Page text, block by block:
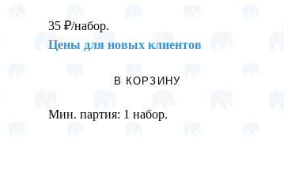
35₽/набор.
Цены для новых клиентов
В КОРЗИНУ
Мин. партия: 1 набор.